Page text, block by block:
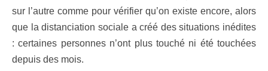
sur l’autre comme pour vérifier qu’on existe encore, alors
que la distanciation sociale a créé des situations inédites
: certaines personnes n’ont plus touché ni été touchées
depuis des mois.